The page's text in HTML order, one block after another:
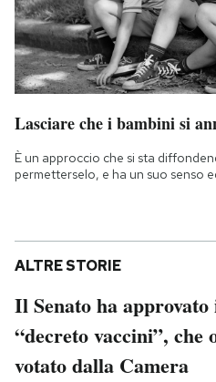
Lasciare che i bambini si
È un approccio che si sta
permetterselo, e ha un suo senso
ALTRE STORIE
Il Senato ha
“decreto vaccini”, che
votato dalla Camera